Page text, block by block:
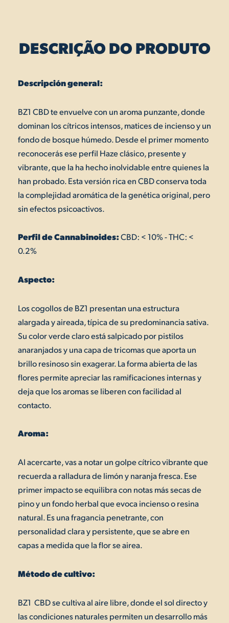
DESCRIÇÃO DO PRODUTO
Descripción general:
BZ1 CBD te envuelve con un aroma punzante, donde
dominan los cítricos intensos, matices de incienso y un
fondo de bosque húmedo. Desde el primer momento
reconocerás ese perfil Haze clásico, presente y
vibrante, que la ha hecho inolvidable entre quienes la
han probado. Esta versión rica en CBD conserva toda
la complejidad aromática de la genética original, pero
sin efectos psicoactivos.
Perfil de Cannabinoides:CBD: < 10% - THC: <
0.2%
Aspecto:
Los cogollos de BZ1 presentan una estructura
alargada y aireada, típica de su predominancia sativa.
Su color verde claro está salpicado por pistilos
anaranjados y una capa de tricomas que aporta un
brillo resinoso sin exagerar. La forma abierta de las
flores permite apreciar las ramificaciones internas y
deja que los aromas se liberen con facilidad al
contacto.
Aroma:
Al acercarte, vas a notar un golpe cítrico vibrante que
recuerda a ralladura de limón y naranja fresca. Ese
primer impacto se equilibra con notas más secas de
pino y un fondo herbal que evoca incienso o resina
natural. Es una fragancia penetrante, con
personalidad clara y persistente, que se abre en
capas a medida que la flor se airea.
Método de cultivo:
BZ1 CBD se cultiva al aire libre, donde el sol directo y
las condiciones naturales permiten un desarrollo más